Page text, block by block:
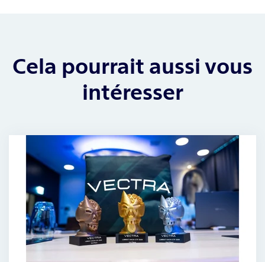
Cela pourrait aussi vous
intéresser